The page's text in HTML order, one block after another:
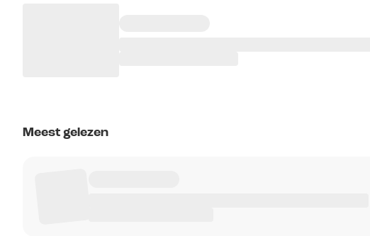
Meest gelezen